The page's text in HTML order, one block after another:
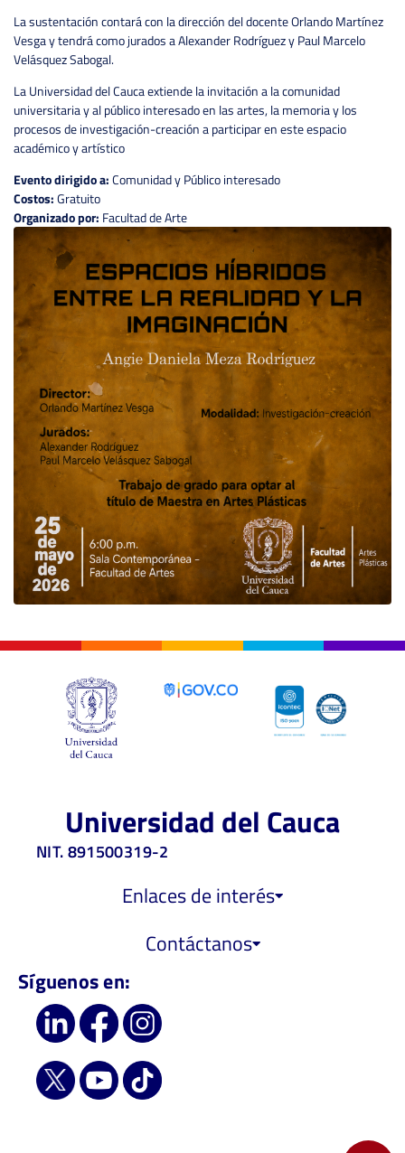
La sustentación contará con la dirección del docente Orlando Martínez
Vesga y tendrá como jurados a Alexander Rodríguez y Paul Marcelo
Velásquez Sabogal.
La Universidad del Cauca extiende la invitación a la comunidad
universitaria y al público interesado en las artes, la memoria y los
procesos de investigación-creación a participar en este espacio
académico y artístico
Evento dirigido a:Comunidad y Público interesado
Costos:Gratuito
Organizado por: Facultad de Arte
Universidad del Cauca
NIT. 891500319-2
Enlaces de interés
Contáctanos
Síguenos en: